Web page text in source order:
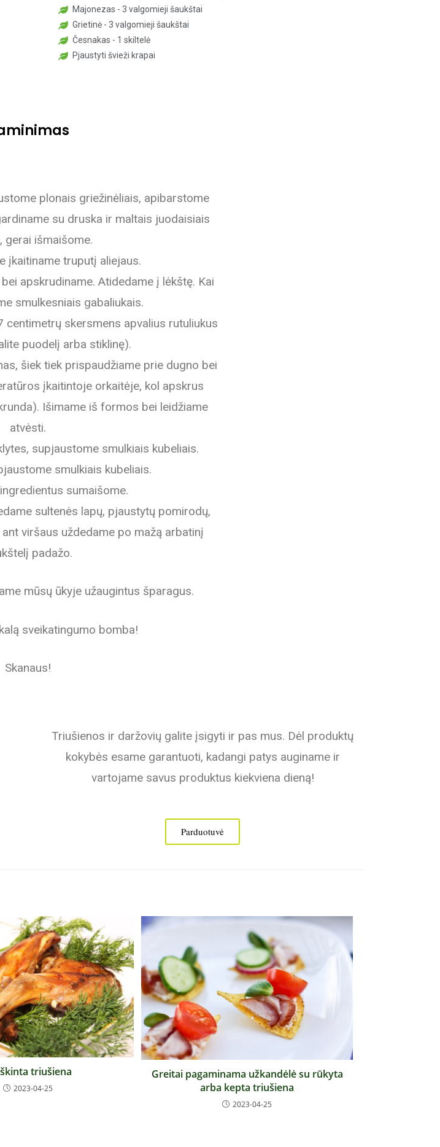
Majonezas - 3 valgomieji šaukštai
Grietinė - 3 valgomieji šaukštai
Česnakas - 1 skiltelė
Pjaustyti švieži krapai
plonais griežinėliais, apibarstome
su druska ir maltais juodaisiais
gerai išmaišome.
įkaitiname truputį aliejaus.
apskrudiname. Atidedame į lėkštę. Kai
smulkesniais gabaliukais.
skersmens apvalius rutuliukus
puodelį arba stiklinę).
šiek tiek prispaudžiame prie dugno bei
įkaitintoje orkaitėje, kol apskrus
Išimame iš formos bei leidžiame
atvėsti.
supjaustome smulkiais kubeliais.
smulkiais kubeliais.
sumaišome.
sultenės lapų, pjaustytų pomirodų,
viršaus uždedame po mažą arbatinį
padažo.
mūsų ūkyje užaugintus šparagus.
sveikatingumo bomba!
Skanaus!
Triušienos ir daržovių galite įsigyti ir pas mus. Dėl produktų
kokybės esame garantuoti, kadangi patys auginame ir
vartojame savus produktus kiekviena dieną!
Parduotuvė
triušiena
2023-04-25
Greitai pagaminama užkandėlė su rūkyta
arba kepta triušiena
2023-04-25